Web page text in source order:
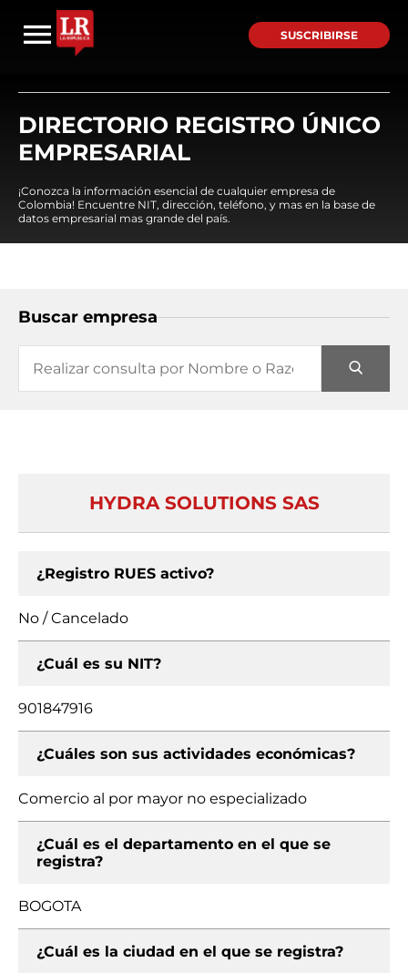
SUSCRIBIRSE
DIRECTORIO REGISTRO ÚNICO
EMPRESARIAL
¡Conozca la información esencial de cualquier empresa de
Colombia! Encuentre NIT, dirección, teléfono, y mas en la base de
datos empresarial mas grande del país.
Buscar empresa
HYDRA SOLUTIONS SAS
¿Registro RUES activo?
No / Cancelado
¿Cuál es su NIT?
901847916
¿Cuáles son sus actividades económicas?
Comercio al por mayor no especializado
¿Cuál es el departamento en el que se
registra?
BOGOTA
¿Cuál es la ciudad en el que se registra?